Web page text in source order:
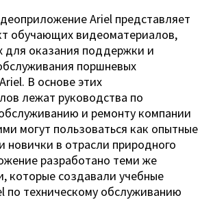
Ariel представляет
обучающих видеоматериалов,
для оказания поддержки и
поршневых
В основе этих
лежат руководства по
и ремонту компании
могут пользоваться как опытные
новички в отрасли природного
разработано теми же
которые создавали учебные
по техническому обслуживанию